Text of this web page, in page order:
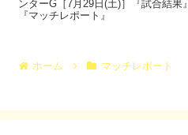
ンターG［7月29日(土)］『試合結果』
『マッチレポート』
ホーム マッチレポート